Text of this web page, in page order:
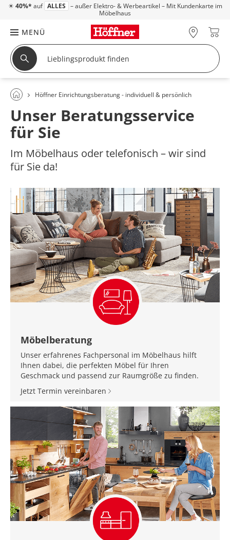
☀ 40%* auf ALLES – außer Elektro- & Werbeartikel – Mit Kundenkarte im
Möbelhaus
MENÜ
Höffner Einrichtungsberatung - individuell & persönlich
Unser Beratungsservice
für Sie
Im Möbelhaus oder telefonisch – wir sind
für Sie da!
Möbelberatung
Unser erfahrenes Fachpersonal im Möbelhaus hilft
Ihnen dabei, die perfekten Möbel für Ihren
Geschmack und passend zur Raumgröße zu finden.
Jetzt Termin vereinbaren